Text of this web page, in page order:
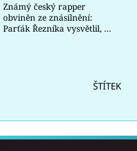
Známý český rapper
obviněn ze znásilnění:
Parťák Řezníka vysvětlil, co
ŠTÍTEK